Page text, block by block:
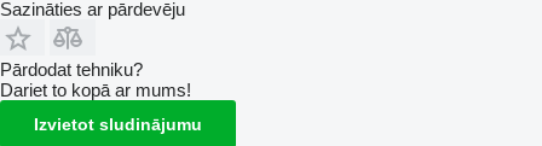
Sazināties ar pārdevēju
Pārdodat tehniku?
Dariet to kopā ar mums!
Izvietot sludinājumu